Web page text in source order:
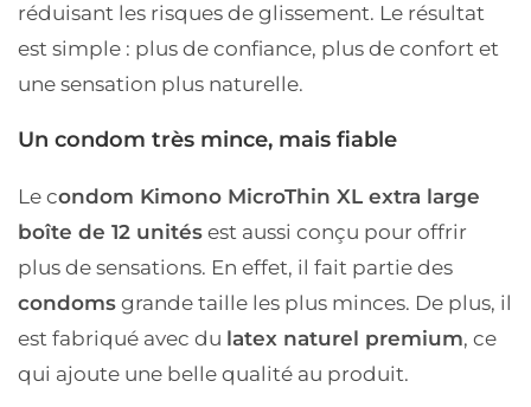
réduisant les risques de glissement. Le résultat
est simple : plus de confiance, plus de confort et
une sensation plus naturelle.
Un condom très mince, mais fiable
Le condom Kimono MicroThin XL extra large
boîte de 12 unités est aussi conçu pour offrir
plus de sensations. En effet, il fait partie des
condoms grande taille les plus minces. De plus, il
est fabriqué avec du latex naturel premium, ce
qui ajoute une belle qualité au produit.